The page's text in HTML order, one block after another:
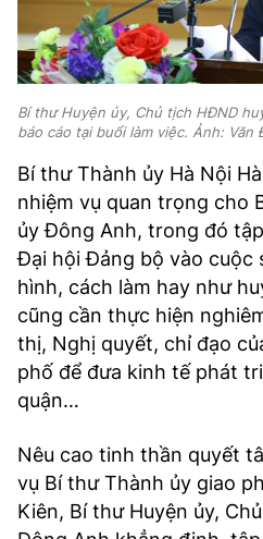
Bí thư Huyện ủy, Chủ tịch HĐND
báo cáo tại buổi làm việc. Ảnh: Văn
Bí thư Thành ủy Hà Nội
nhiệm vụ quan trọng cho
ủy Đông Anh, trong đó
Đại hội Đảng bộ vào cuộc
hình, cách làm hay như
cũng cần thực hiện
thị, Nghị quyết, chỉ đạo
phố để đưa kinh tế phát
quận…
Nêu cao tinh thần quyết
vụ Bí thư Thành ủy giao
Kiên, Bí thư Huyện ủy,